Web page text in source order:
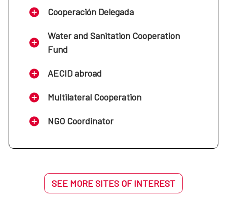
Cooperación Delegada
Water and Sanitation Cooperation
Fund
AECID abroad
Multilateral Cooperation
NGO Coordinator
SEE MORE SITES OF INTEREST